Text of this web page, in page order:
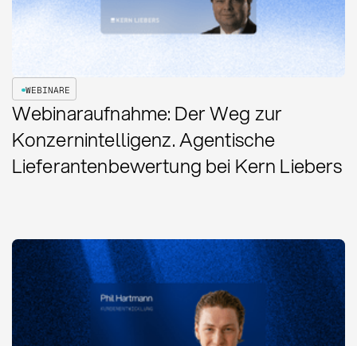
WEBINARE
Webinaraufnahme: Der Weg zur
Konzernintelligenz. Agentische
Lieferantenbewertung bei Kern Liebers